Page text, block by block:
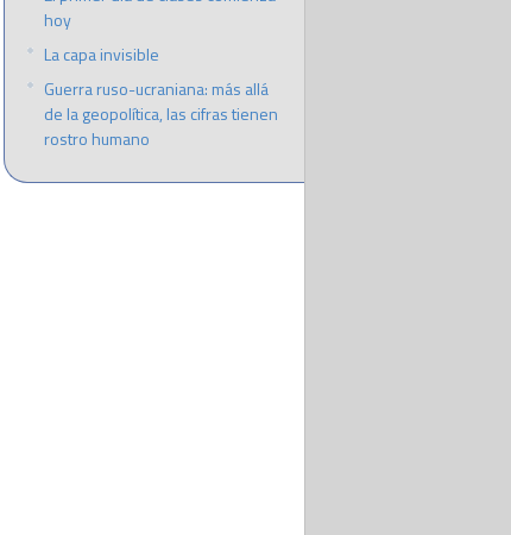
hoy
La capa invisible
Guerra ruso-ucraniana: más allá
de la geopolítica, las cifras tienen
rostro humano